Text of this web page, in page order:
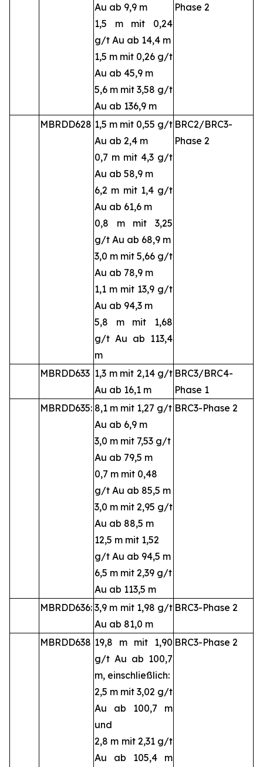
Au ab 9,9 m
1,5 m mit 0,24
g/t Au ab 14,4 m
1,5 m mit 0,26 g/t
Au ab 45,9 m
5,6 m mit 3,58 g/t
Au ab 136,9 m
Phase 2
MBRDD628 1,5 m mit 0,55 g/t
Au ab 2,4 m
0,7 m mit 4,3 g/t
Au ab 58,9 m
6,2 m mit 1,4 g/t
Au ab 61,6 m
0,8 m mit 3,25
g/t Au ab 68,9 m
3,0 m mit 5,66 g/t
Au ab 78,9 m
1,1 m mit 13,9 g/t
Au ab 94,3 m
5,8 m mit 1,68
g/t Au ab 113,4
m
BRC2/BRC3-
Phase 2
MBRDD633 1,3 m mit 2,14 g/t
Au ab 16,1 m
BRC3/BRC4-
Phase 1
MBRDD635: 8,1 m mit 1,27 g/t
Au ab 6,9 m
3,0 m mit 7,53 g/t
Au ab 79,5 m
0,7 m mit 0,48
g/t Au ab 85,5 m
3,0 m mit 2,95 g/t
Au ab 88,5 m
12,5 m mit 1,52
g/t Au ab 94,5 m
6,5 m mit 2,39 g/t
Au ab 113,5 m
BRC3-Phase 2
MBRDD636: 3,9 m mit 1,98 g/t
Au ab 81,0 m
BRC3-Phase 2
MBRDD638 19,8 m mit 1,90
g/t Au ab 100,7
m, einschließlich:
2,5 m mit 3,02 g/t
Au ab 100,7 m
und
2,8 m mit 2,31 g/t
Au ab 105,4 m
BRC3-Phase 2